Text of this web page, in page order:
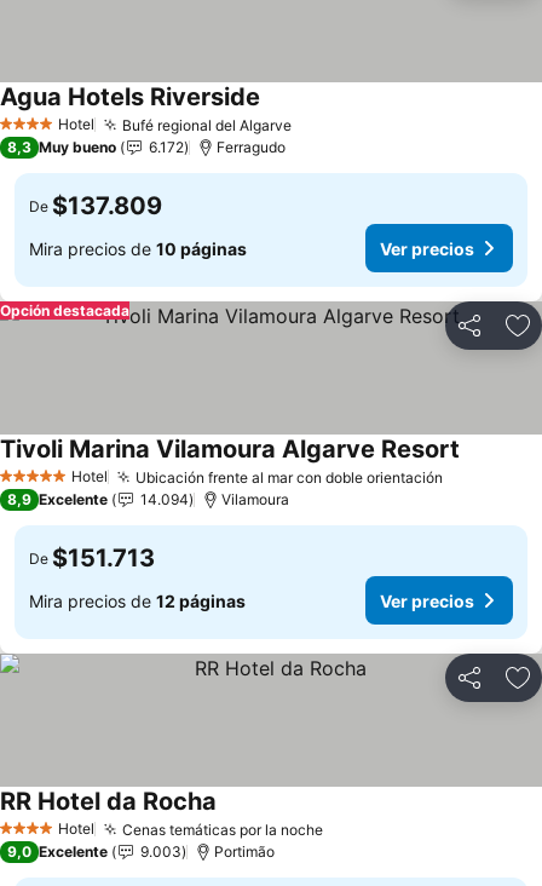
4 EstrellasHotel Bufé regional del Algarve
Agua Hotels Riverside
8,3 Muy bueno 6.172 Ferragudo
De $137.809
Mira precios de 10 páginas Ver precios
Compartir
Opción destacada
5 Estrellas Hotel Ubicación frente al mar con doble orientación
Tivoli Marina Vilamoura Algarve Resort
8,9 Excelente 14.094 Vilamoura
De $151.713
Mira precios de 12 páginas Ver precios
Compartir
4 EstrellasHotel Cenas temáticas por la noche
RR Hotel da Rocha
9,0 Excelente 9.003 Portimão